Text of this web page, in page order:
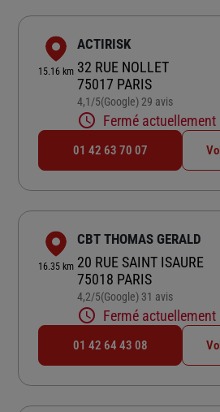
15.16 km
ACTIRISK
32 RUE NOLLET
75017 PARIS
4,1/5Note de 4.1 sur 5
(Google) 29 avis
Fermé actuellement
01 42 63 70 07
16.35 km
CBT THOMAS GERALD
20 RUE SAINT ISAURE
75018 PARIS
4,2/5Note de 4.2 sur 5
(Google) 31 avis
Fermé actuellement
01 42 64 43 08